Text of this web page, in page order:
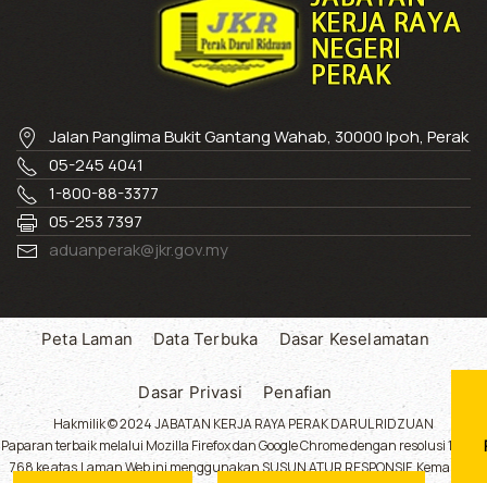
Jalan Panglima Bukit Gantang Wahab, 30000 Ipoh, Perak
05-245 4041
1-800-88-3377
05-253 7397
aduanperak@jkr.gov.my
Peta Laman Data Terbuka Dasar Keselamatan
Dasar Privasi Penafian
Hakmilik © 2024 JABATAN KERJA RAYA PERAK DARUL RIDZUAN
Paparan terbaik melalui Mozilla Firefox dan Google Chrome dengan resolusi 1024 x
768 ke atas.Laman Web ini menggunakan SUSUN ATUR RESPONSIF. Kemaskini